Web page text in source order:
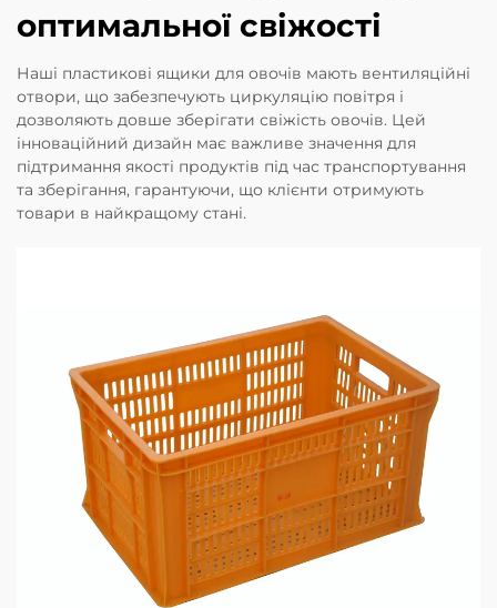
оптимальної свіжості
Наші пластикові ящики для овочів мають вентиляційні
отвори, що забезпечують циркуляцію повітря і
дозволяють довше зберігати свіжість овочів. Цей
інноваційний дизайн має важливе значення для
підтримання якості продуктів під час транспортування
та зберігання, гарантуючи, що клієнти отримують
товари в найкращому стані.